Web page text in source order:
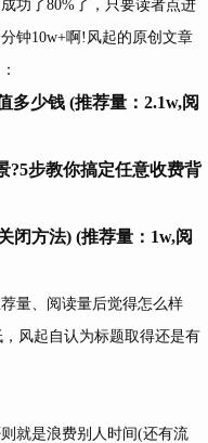
功了80%了，只要读者点进
钟10w+啊!风起的原创文章
多少钱 (推荐量：2.1w,阅
?5步教你搞定任意收费背
闭方法) (推荐量：1w,阅
量、阅读量后觉得怎么样
风起自认为标题取得还是有
就是浪费别人时间(还有流